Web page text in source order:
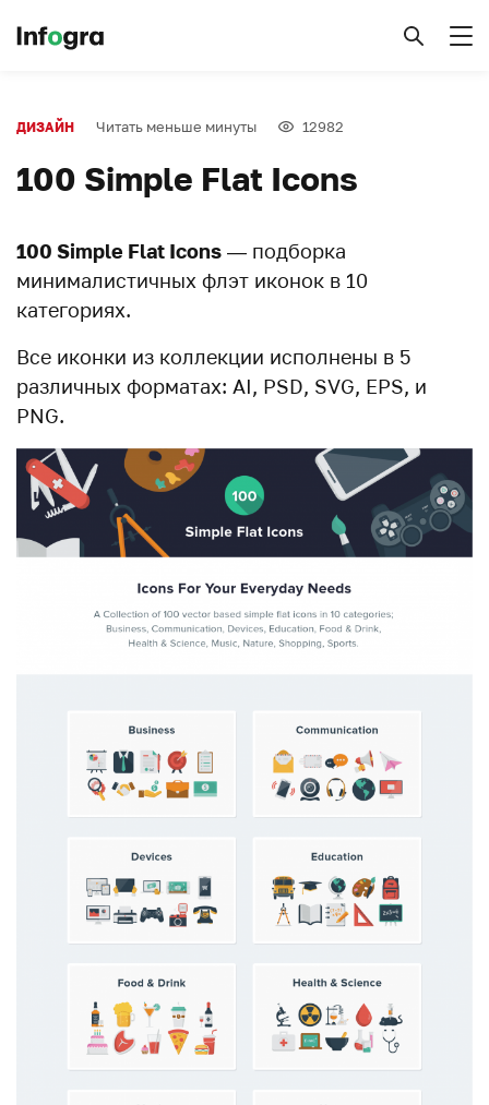
ДИЗАЙН Читать меньше минуты 12982
100 Simple Flat Icons
100 Simple Flat Icons — подборка
минималистичных флэт иконок в 10
категориях.
Все иконки из коллекции исполнены в 5
различных форматах: AI, PSD, SVG, EPS, и
PNG.